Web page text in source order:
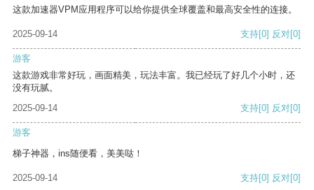
这款加速器VPM应用程序可以给你提供全球覆盖和最高安全性的连接。
2025-09-14 支持[0] 反对[0]
游客
这款游戏非常好玩，画面精美，玩法丰富。我已经玩了好几个小时，还
没有玩腻。
2025-09-14
支持[0] 反对[0]
游客
梯子神器，ins随便看，美美哒！
2025-09-14 支持[0] 反对[0]